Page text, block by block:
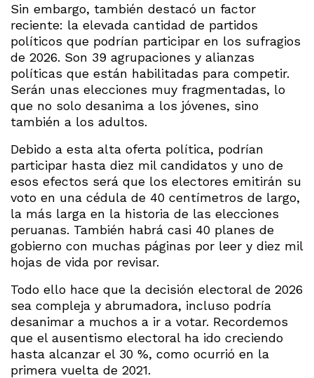
Sin embargo, también destacó un factor
reciente: la elevada cantidad de partidos
políticos que podrían participar en los sufragios
de 2026. Son 39 agrupaciones y alianzas
políticas que están habilitadas para competir.
Serán unas elecciones muy fragmentadas, lo
que no solo desanima a los jóvenes, sino
también a los adultos.
Debido a esta alta oferta política, podrían
participar hasta diez mil candidatos y uno de
esos efectos será que los electores emitirán su
voto en una cédula de 40 centímetros de largo,
la más larga en la historia de las elecciones
peruanas. También habrá casi 40 planes de
gobierno con muchas páginas por leer y diez mil
hojas de vida por revisar.
Todo ello hace que la decisión electoral de 2026
sea compleja y abrumadora, incluso podría
desanimar a muchos a ir a votar. Recordemos
que el ausentismo electoral ha ido creciendo
hasta alcanzar el 30 %, como ocurrió en la
primera vuelta de 2021.